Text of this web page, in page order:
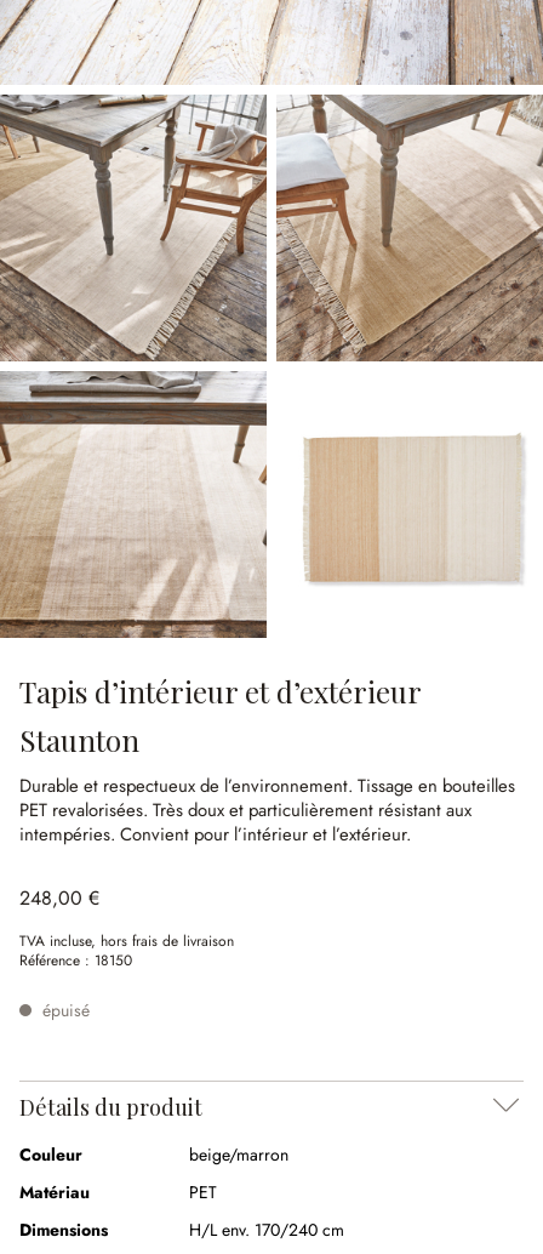
Tapis d’intérieur et d’extérieur
Staunton
Durable et respectueux de l’environnement. Tissage en bouteilles
PET revalorisées. Très doux et particulièrement résistant aux
intempéries. Convient pour l’intérieur et l’extérieur.
248,00 €
TVA incluse, hors frais de livraison
Référence : 18150
épuisé
Détails du produit
Couleur
beige/marron
Matériau
PET
Dimensions
H/L env. 170/240 cm